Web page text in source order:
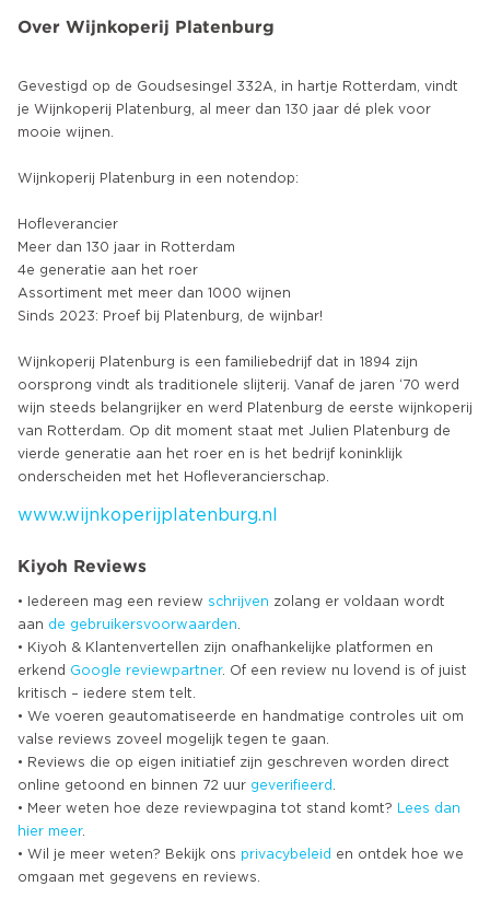
Over Wijnkoperij Platenburg
Gevestigd op de Goudsesingel 332A, in hartje Rotterdam, vindt
je Wijnkoperij Platenburg, al meer dan 130 jaar dé plek voor
mooie wijnen.
Wijnkoperij Platenburg in een notendop:
Hofleverancier
Meer dan 130 jaar in Rotterdam
4e generatie aan het roer
Assortiment met meer dan 1000 wijnen
Sinds 2023: Proef bij Platenburg, de wijnbar!
Wijnkoperij Platenburg is een familiebedrijf dat in 1894 zijn
oorsprong vindt als traditionele slijterij. Vanaf de jaren ‘70 werd
wijn steeds belangrijker en werd Platenburg de eerste wijnkoperij
van Rotterdam. Op dit moment staat met Julien Platenburg de
vierde generatie aan het roer en is het bedrijf koninklijk
www.wijnkoperijplatenburg.nl
Kiyoh Reviews
• Iedereen mag een review schrijven zolang er voldaan wordt
aan de gebruikersvoorwaarden
• Kiyoh & Klantenvertellen zijn onafhankelijke platformen en
erkend Google reviewpartner. Of een review nu lovend is of juist
kritisch – iedere stem telt.
• We voeren geautomatiseerde en handmatige controles uit om
valse reviews zoveel mogelijk tegen te gaan.
• Reviews die op eigen initiatief zijn geschreven worden direct
online getoond en binnen 72 uur geverifieerd
• Meer weten hoe deze reviewpagina tot stand komt?
Lees dan
hier meer.
• Wil je meer weten? Bekijk ons privacybeleid en ontdek hoe we
omgaan met gegevens en reviews.